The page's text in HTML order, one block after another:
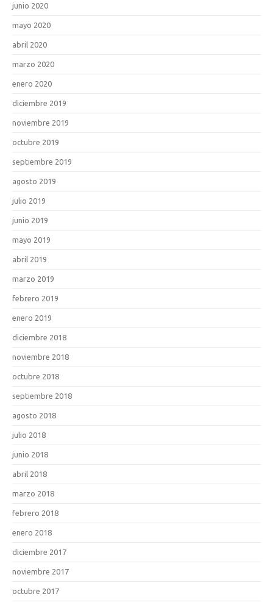
junio 2020
mayo 2020
abril 2020
marzo 2020
enero 2020
diciembre 2019
noviembre 2019
octubre 2019
septiembre 2019
agosto 2019
julio 2019
junio 2019
mayo 2019
abril 2019
marzo 2019
febrero 2019
enero 2019
diciembre 2018
noviembre 2018
octubre 2018
septiembre 2018
agosto 2018
julio 2018
junio 2018
abril 2018
marzo 2018
febrero 2018
enero 2018
diciembre 2017
noviembre 2017
octubre 2017